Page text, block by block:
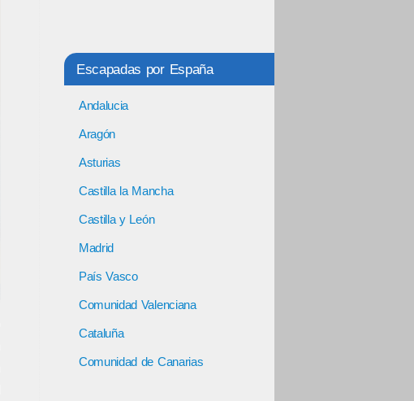
Escapadas por España
Andalucia
Aragón
Asturias
Castilla la Mancha
Castilla y León
Madrid
País Vasco
Comunidad Valenciana
Cataluña
Comunidad de Canarias